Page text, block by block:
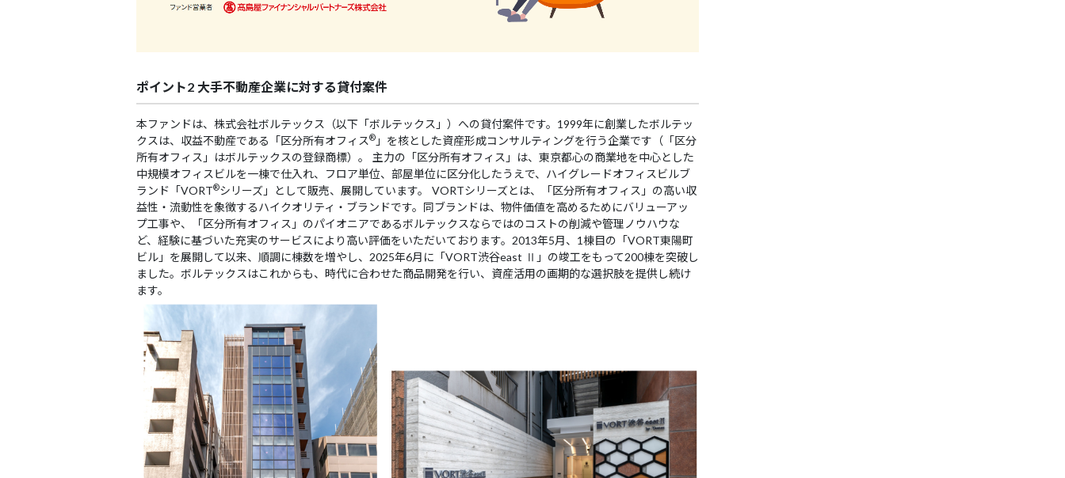
ポイント2 大手不動産企業に対する貸付案件
本ファンドは、株式会社ボルテックス（以下「ボルテックス」）への貸付案件です。1999年に創業したボルテッ
クスは、収益不動産である「区分所有オフィス® 」を核とした資産形成コンサルティングを行う企業です（「区分
所有オフィス」はボルテックスの登録商標）。 主力の「区分所有オフィス」は、東京都心の商業地を中心とした
中規模オフィスビルを一棟で仕入れ、フロア単位、部屋単位に区分化したうえで、ハイグレードオフィスビルブ
ランド「VORT®シリーズ」として販売、展開しています。 VORTシリーズとは、「区分所有オフィス」の高い収
益性・流動性を象徴するハイクオリティ・ブランドです。同ブランドは、物件価値を高めるためにバリューアッ
プ工事や、「区分所有オフィス」のパイオニアであるボルテックスならではのコストの削減や管理ノウハウな
ど、経験に基づいた充実のサービスにより高い評価をいただいております。2013年5月、1棟目の「VORT東陽町
ビル」を展開して以来、順調に棟数を増やし、2025年6月に「VORT渋谷east Ⅱ」の竣工をもって200棟を突破し
ました。ボルテックスはこれからも、時代に合わせた商品開発を行い、資産活用の画期的な選択肢を提供し続け
ます。